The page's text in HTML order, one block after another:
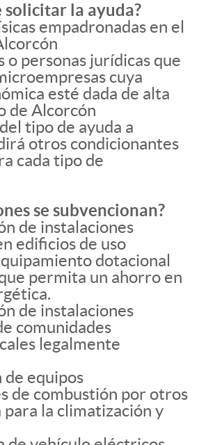
solicitar la ayuda?
empadronadas en el
personas jurídicas que
cuya
esté dada de alta
de Alcorcón
tipo de ayuda a
otros condicionantes
cada tipo de
se subvencionan?
de instalaciones
edificios de uso
dotacional
permita un ahorro en
de instalaciones
comunidades
legalmente
equipos
de combustión por otros
la climatización y